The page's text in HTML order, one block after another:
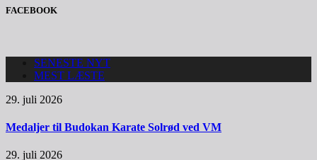
FACEBOOK
SENESTE NYT
MEST LÆSTE
29. juli 2026
Medaljer til Budokan Karate Solrød ved VM
29. juli 2026